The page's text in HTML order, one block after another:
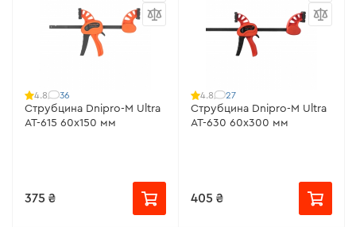
4.8 36
Струбцина Dnipro-M Ultra
AT-615 60х150 мм
375 ₴
4.8 27
Струбцина Dnipro-M Ultra
AT-630 60х300 мм
405 ₴